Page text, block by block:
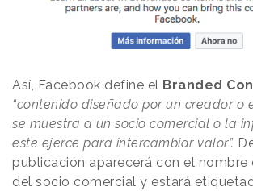
Así, Facebook define el Branded
“contenido diseñado por un creador o
se muestra a un socio comercial o la
este ejerce para intercambiar valor”.
publicación aparecerá con el nombre
del socio comercial y estará